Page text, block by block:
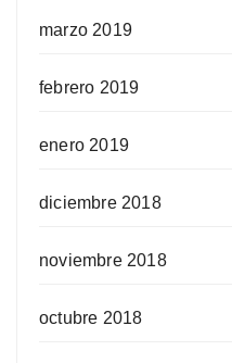
marzo 2019
febrero 2019
enero 2019
diciembre 2018
noviembre 2018
octubre 2018